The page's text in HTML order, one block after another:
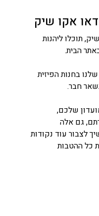
אקו שיק
תוכלו ליהנות
הבית.
בחנות הפיזית
חבר.
שלכם,
גם אלה
לצבור עוד נקודות
כל ההטבות